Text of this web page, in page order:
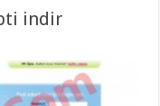
indir